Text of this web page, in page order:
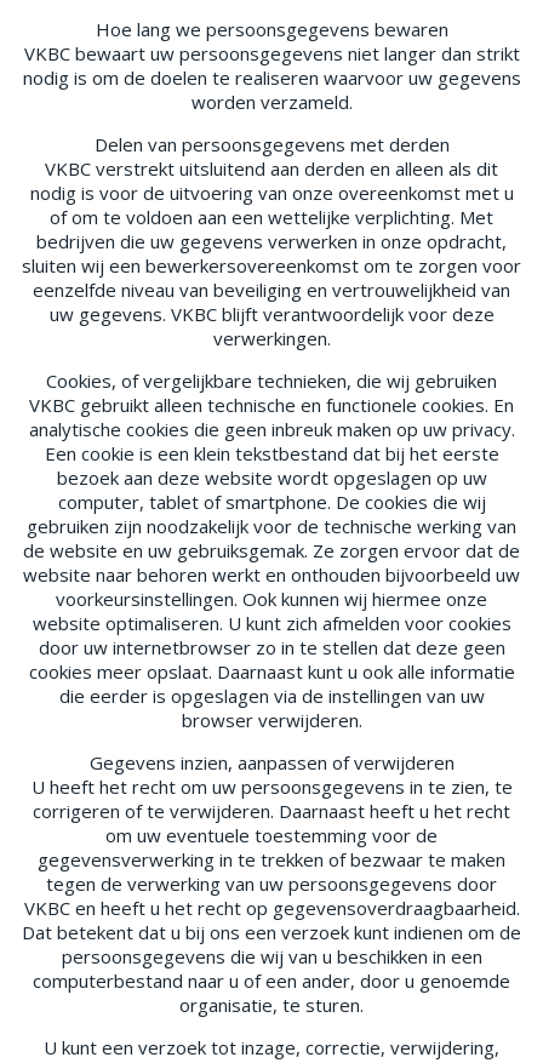
Hoe lang we persoonsgegevens bewaren
VKBC bewaart uw persoonsgegevens niet langer dan strikt
nodig is om de doelen te realiseren waarvoor uw gegevens
worden verzameld.
Delen van persoonsgegevens met derden
VKBC verstrekt uitsluitend aan derden en alleen als dit
nodig is voor de uitvoering van onze overeenkomst met u
of om te voldoen aan een wettelijke verplichting. Met
bedrijven die uw gegevens verwerken in onze opdracht,
sluiten wij een bewerkersovereenkomst om te zorgen voor
eenzelfde niveau van beveiliging en vertrouwelijkheid van
uw gegevens. VKBC blijft verantwoordelijk voor deze
verwerkingen.
Cookies, of vergelijkbare technieken, die wij gebruiken
VKBC gebruikt alleen technische en functionele cookies. En
analytische cookies die geen inbreuk maken op uw privacy.
Een cookie is een klein tekstbestand dat bij het eerste
bezoek aan deze website wordt opgeslagen op uw
computer, tablet of smartphone. De cookies die wij
gebruiken zijn noodzakelijk voor de technische werking van
de website en uw gebruiksgemak. Ze zorgen ervoor dat de
website naar behoren werkt en onthouden bijvoorbeeld uw
voorkeursinstellingen. Ook kunnen wij hiermee onze
website optimaliseren. U kunt zich afmelden voor cookies
door uw internetbrowser zo in te stellen dat deze geen
cookies meer opslaat. Daarnaast kunt u ook alle informatie
die eerder is opgeslagen via de instellingen van uw
browser verwijderen.
Gegevens inzien, aanpassen of verwijderen
U heeft het recht om uw persoonsgegevens in te zien, te
corrigeren of te verwijderen. Daarnaast heeft u het recht
om uw eventuele toestemming voor de
gegevensverwerking in te trekken of bezwaar te maken
tegen de verwerking van uw persoonsgegevens door
VKBC en heeft u het recht op gegevensoverdraagbaarheid.
Dat betekent dat u bij ons een verzoek kunt indienen om de
persoonsgegevens die wij van u beschikken in een
computerbestand naar u of een ander, door u genoemde
organisatie, te sturen.
U kunt een verzoek tot inzage, correctie, verwijdering,